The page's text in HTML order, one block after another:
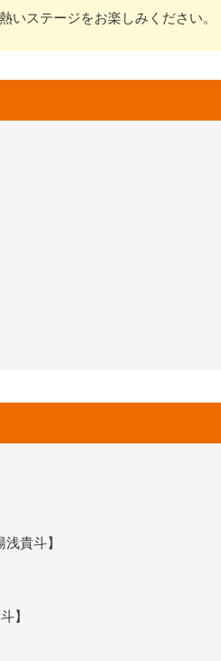
いステージをお楽しみください。
貴斗】
】